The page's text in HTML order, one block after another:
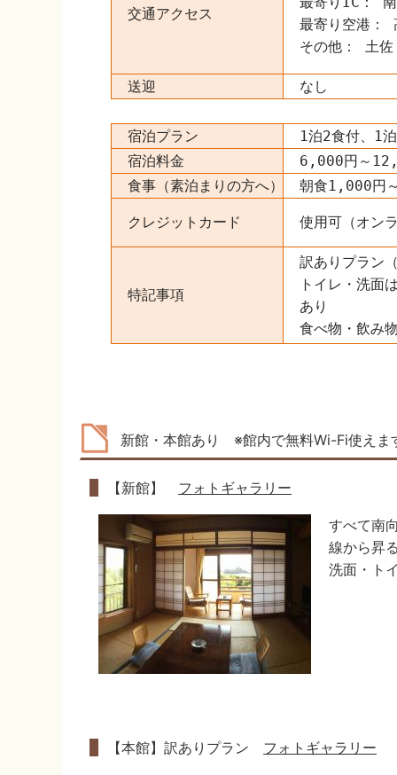
交通アクセス
最寄り空港：
その他： 土
送迎 なし
宿泊プラン
1泊2食付、1
宿泊料金
6,000円～
食事（素泊まりの方へ）
朝食1,000
クレジットカード 使用可（オン
特記事項
訳ありプラン
トイレ・洗面
あり
食べ物・飲み
新館・本館あり ※館内で無料Wi-Fi使えま
【新館】 フォトギャラリー
すべて南
線から昇
洗面・ト
【本館】訳ありプラン フォトギャラリー